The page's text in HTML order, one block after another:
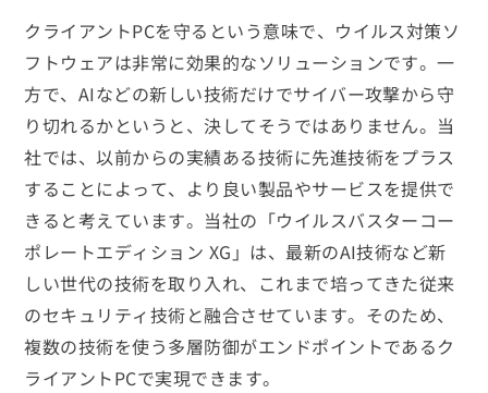
クライアントPCを守るという意味で、ウイルス対策ソ
フトウェアは非常に効果的なソリューションです。一
方で、AIなどの新しい技術だけでサイバー攻撃から守
り切れるかというと、決してそうではありません。当
社では、以前からの実績ある技術に先進技術をプラス
することによって、より良い製品やサービスを提供で
きると考えています。当社の「ウイルスバスターコー
ポレートエディション XG」は、最新のAI技術など新
しい世代の技術を取り入れ、これまで培ってきた従来
のセキュリティ技術と融合させています。そのため、
複数の技術を使う多層防御がエンドポイントであるク
ライアントPCで実現できます。